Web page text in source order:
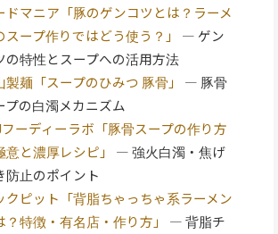
ドマニア「豚のゲンコツとは？ラーメ
スープ作りではどう使う？」
— ゲン
の特性とスープへの活用方法
製麺「スープのひみつ 豚骨」
— 豚骨
プの白濁メカニズム
フーディーラボ「豚骨スープの作り方
意と濃厚レシピ」
— 強火白濁・焦げ
防止のポイント
クピット「背脂ちゃっちゃ系ラーメン
？特徴・有名店・作り方」
— 背脂チ